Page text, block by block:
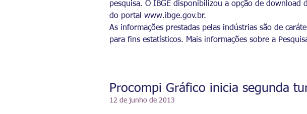
pesquisa. O IBGE disponibilizou a opção de
do portal www.ibge.gov.br.
As informações prestadas pelas indústrias são de
para fins estatísticos. Mais informações sobre a
Procompi Gráfico inicia segunda
12 de junho de 2013